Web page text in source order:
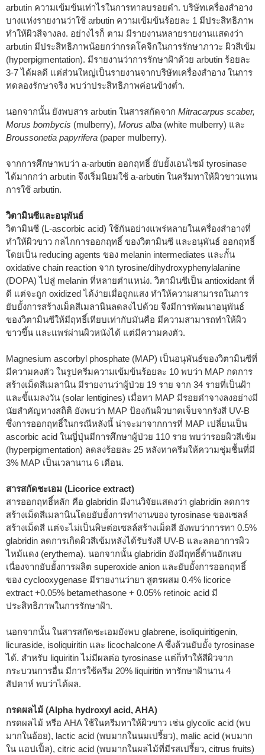
arbutin ความเข้มข้นเท่าไรในการทาลบรอยดำ. บริษัทเครื่องสำอาง
บางแห่งรายงานว่าใช้ arbutin ความเข้มข้นร้อยละ 1 มีประสิทธิภาพ
ทำให้ผิวสีจางลง. อย่างไรก็ ตาม มีรายงานหลายรายงานแสดงว่า
arbutin มีประสิทธิภาพน้อยกว่ากรดโคจิกในการรักษาภาวะ ผิวสีเข้ม
(hyperpigmentation). มีรายงานว่าการรักษาฝ้าด้วย arbutin ร้อยละ
3-7 ได้ผลดี แต่ส่วนใหญ่เป็นรายงานจากบริษัทเครื่องสำอาง ในการ
ทดลองรักษาจริง พบว่าประสิทธิภาพค่อนข้างต่ำ.
นอกจากนั้น ยังพบสาร arbutin ในสารสกัดจาก Mitracarpus scaber,
Morus bombycis (mulberry), Morus alba (white mulberry) และ
Broussonetia papyrifera (paper mulberry).
จากการศึกษาพบว่า a-arbutin ออกฤทธิ์ ยับยั้งเอนไซม์ tyrosinase
ได้มากกว่า arbutin จึงเริ่มนิยมใช้ a-arbutin ในครีมทาให้ผิวขาวแทน
การใช้ arbutin.
วิตามินซีและอนุพันธ์
วิตามินซี (L-ascorbic acid) ใช้กันอย่างแพร่หลายในเครื่องสำอางที่
ทำให้ผิวขาว กลไกการออกฤทธิ์ ของวิตามินซี และอนุพันธ์ ออกฤทธิ์
โดยเป็น reducing agents ของ melanin intermediates และกั้น
oxidative chain reaction จาก tyrosine/dihydroxyphenylalanine
(DOPA) ไปสู่ melanin ที่หลายตำแหน่ง. วิตามินซีเป็น antioxidant ที่
ดี แต่จะถูก oxidized ได้ง่ายเมื่อถูกแสง ทำให้ความสามารถในการ
ยับยั้งการสร้างเม็ดสีเมลานินลดลงไปด้วย จึงมีการพัฒนาอนุพันธ์
ของวิตามินซีให้มีฤทธิ์เทียบเท่ากับมันคือ มีความสามารถทำให้ผิว
ขาวขึ้น และแพร่ผ่านผิวหนังได้ แต่มีความคงตัว.
Magnesium ascorbyl phosphate (MAP) เป็นอนุพันธ์ของวิตามินซีที่
มีความคงตัว ในรูปครีมความเข้มข้นร้อยละ 10 พบว่า MAP กดการ
สร้างเม็ดสีเมลานิน มีรายงานว่าผู้ป่วย 19 ราย จาก 34 รายที่เป็นฝ้า
และขี้แมลงวัน (solar lentigines) เมื่อทา MAP มีรอยดำจางลงอย่างมี
นัยสำคัญทางสถิติ ยังพบว่า MAP ป้องกันผิวบาดเจ็บจากรังสี UV-B
ซึ่งการออกฤทธิ์ในกรณีหลังนี้ น่าจะมาจากการที่ MAP เปลี่ยนเป็น
ascorbic acid ในญี่ปุ่นมีการศึกษาผู้ป่วย 110 ราย พบว่ารอยผิวสีเข้ม
(hyperpigmentation) ลดลงร้อยละ 25 หลังทาครีมให้ความชุ่มชื้นที่มี
3% MAP เป็นเวลานาน 6 เดือน.
สารสกัดชะเอม (Licorice extract)
สารออกฤทธิ์หลัก คือ glabridin มีงานวิจัยแสดงว่า glabridin ลดการ
สร้างเม็ดสีเมลานินโดยยับยั้งการทำงานของ tyrosinase ของเซลล์
สร้างเม็ดสี แต่จะไม่เป็นพิษต่อเซลล์สร้างเม็ดสี ยังพบว่าการทา 0.5%
glabridin ลดการเกิดผิวสีเข้มหลังได้รับรังสี UV-B และลดอาการผิว
ไหม้แดง (erythema). นอกจากนั้น glabridin ยังมีฤทธิ์ต้านอักเสบ
เนื่องจากยับยั้งการผลิต superoxide anion และยับยั้งการออกฤทธิ์
ของ cyclooxygenase มีรายงานว่ายา สูตรผสม 0.4% licorice
extract +0.05% betamethasone + 0.05% retinoic acid มี
ประสิทธิภาพในการรักษาฝ้า.
นอกจากนั้น ในสารสกัดชะเอมยังพบ glabrene, isoliquiritigenin,
licuraside, isoliquiritin และ licochalcone A ซึ่งล้วนยับยั้ง tyrosinase
ได้. สำหรับ liquiritin ไม่มีผลต่อ tyrosinase แต่ก็ทำให้สีผิวจาก
กระบวนการอื่น มีการใช้ครีม 20% liquiritin ทารักษาฝ้านาน 4
สัปดาห์ พบว่าได้ผล.
กรดผลไม้ (Alpha hydroxyl acid, AHA)
กรดผลไม้ หรือ AHA ใช้ในครีมทาให้ผิวขาว เช่น glycolic acid (พบ
มากในอ้อย), lactic acid (พบมากในนมเปรี้ยว), malic acid (พบมาก
ใน แอปเปิ้ล), citric acid (พบมากในผลไม้ที่มีรสเปรี้ยว, citrus fruits)